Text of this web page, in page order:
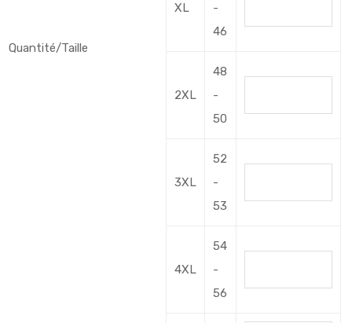
Quantité/Taille
XL
-
46
2XL
48
-
50
3XL
52
-
53
4XL
54
-
56